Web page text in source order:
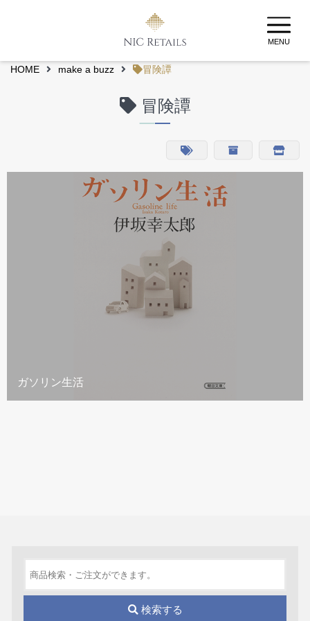
MENU
HOME make a buzz 冒険譚
冒険譚
ガソリン生活
検索する